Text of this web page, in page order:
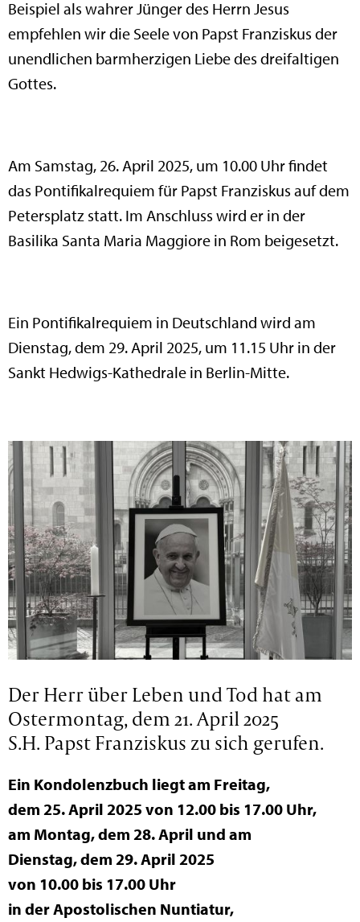
Beispiel als wahrer Jünger des Herrn Jesus
empfehlen wir die Seele von Papst Franziskus der
unendlichen barmherzigen Liebe des dreifaltigen
Gottes.
Am Samstag, 26. April 2025, um 10.00 Uhr findet
das Pontifikalrequiem für Papst Franziskus auf dem
Petersplatz statt. Im Anschluss wird er in der
Basilika Santa Maria Maggiore in Rom beigesetzt.
Ein Pontifikalrequiem in Deutschland wird am
Dienstag, dem 29. April 2025, um 11.15 Uhr in der
Sankt Hedwigs-Kathedrale in Berlin-Mitte.
Der Herr über Leben und Tod hat am
Ostermontag, dem 21. April 2025
S.H. Papst Franziskus zu sich gerufen.
Ein Kondolenzbuch liegt am Freitag,
dem 25. April 2025 von 12.00 bis 17.00 Uhr,
am Montag, dem 28. April und am
Dienstag, dem 29. April 2025
von 10.00 bis 17.00 Uhr
in der Apostolischen Nuntiatur,